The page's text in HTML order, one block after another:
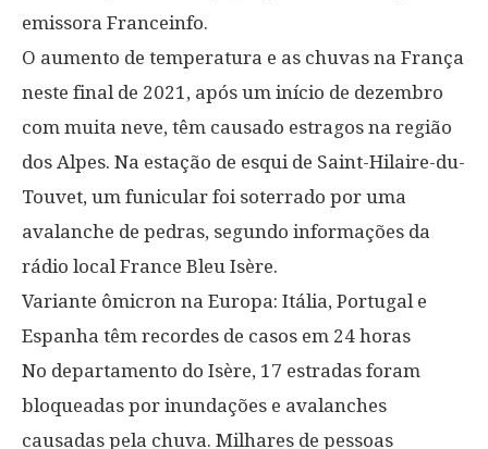
emissora Franceinfo.
O aumento de temperatura e as chuvas na França
neste final de 2021, após um início de dezembro
com muita neve, têm causado estragos na região
dos Alpes. Na estação de esqui de Saint-Hilaire-du-
Touvet, um funicular foi soterrado por uma
avalanche de pedras, segundo informações da
rádio local France Bleu Isère.
Variante ômicron na Europa: Itália, Portugal e
Espanha têm recordes de casos em 24 horas
No departamento do Isère, 17 estradas foram
bloqueadas por inundações e avalanches
causadas pela chuva. Milhares de pessoas